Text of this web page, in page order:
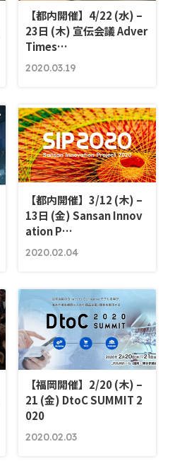
【都内開催】4/22 (水) –
23日 (木) 宣伝会議 Adver
Times…
2020.03.19
【都内開催】3/12 (木) –
13日 (金) Sansan Innov
ation P…
2020.02.04
【福岡開催】2/20 (木) –
21 (金) DtoC SUMMIT 2
020
2020.02.03